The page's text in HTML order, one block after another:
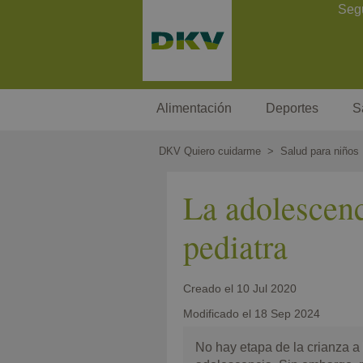
Contact Header
Alimentación Deportes
DKV Quiero cuidarme Salud para niños
La
pediatra
Creado el 10 Jul 2020
Modificado el 18 Sep 2024
No hay etapa de la crianza